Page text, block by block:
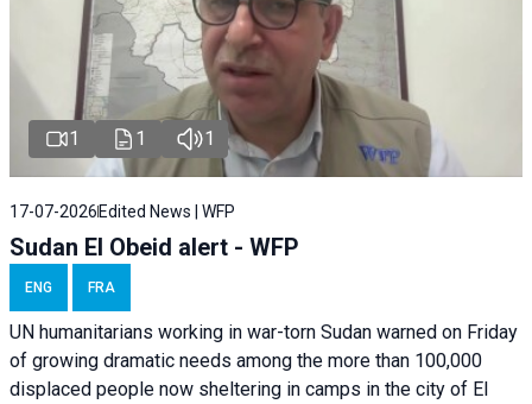
1 1 1
17-07-2026 Edited News | WFP
Sudan El Obeid alert - WFP
ENG FRA
UN humanitarians working in war-torn Sudan warned on Friday
of growing dramatic needs among the more than 100,000
displaced people now sheltering in camps in the city of El